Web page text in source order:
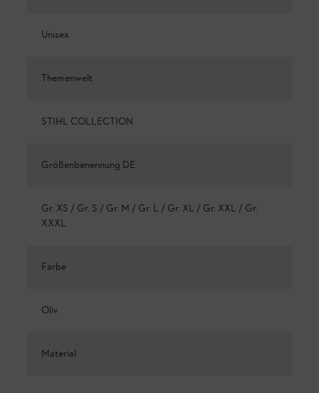
Unisex
Themenwelt
STIHL COLLECTION
Größenbenennung DE
Gr. XS / Gr. S / Gr. M / Gr. L / Gr. XL / Gr. XXL / Gr.
XXXL
Farbe
Oliv
Material